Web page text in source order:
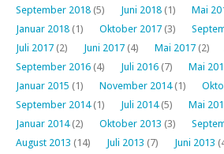
September 2018 (5) Juni 2018 (1) Mai
Januar 2018 (1) Oktober 2017 (3)
Juli 2017 (2) Juni 2017 (4) Mai 2017 (2)
September 2016 (4) Juli 2016 (7) Mai
Januar 2015 (1) November 2014(1)
September 2014(1) Juli 2014(5) Mai
Januar 2014(2) Oktober 2013 (3)
August 2013 (14) Juli 2013 (7) Juni 2013